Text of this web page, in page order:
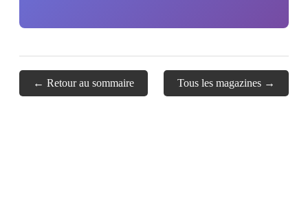
← Retour au sommaire Tous les magazines →